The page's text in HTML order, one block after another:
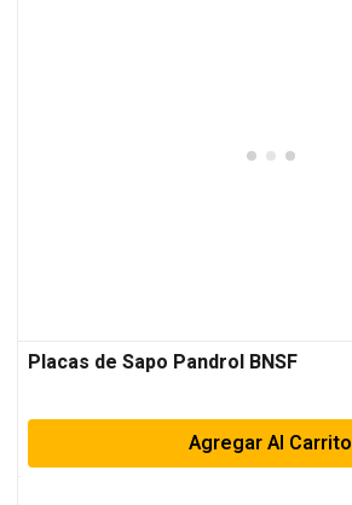
Placas de Sapo Pandrol BNSF
Agregar Al Carrito